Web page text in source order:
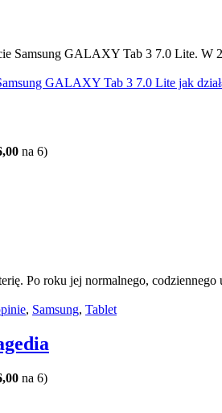
Samsung GALAXY Tab 3 7.0 Lite. W
GALAXY Tab 3 7.0 Lite jak
na 6)
Po roku jej normalnego,
, Samsung, Tablet
na 6)